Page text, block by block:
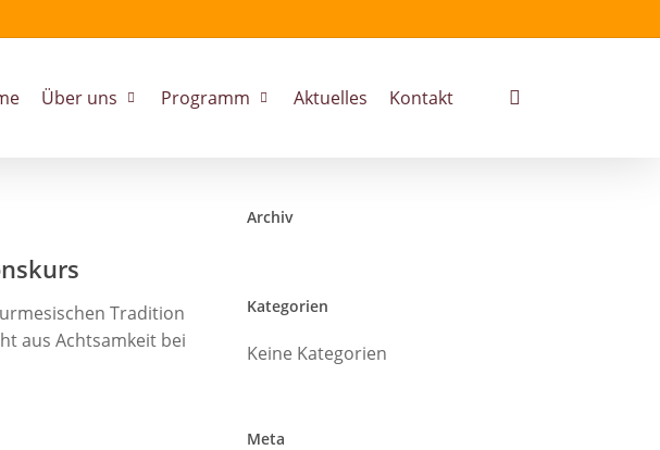
Über uns Programm Aktuelles Kontakt
Tradition
aus Achtsamkeit bei
Archiv
Kategorien
Keine Kategorien
Meta